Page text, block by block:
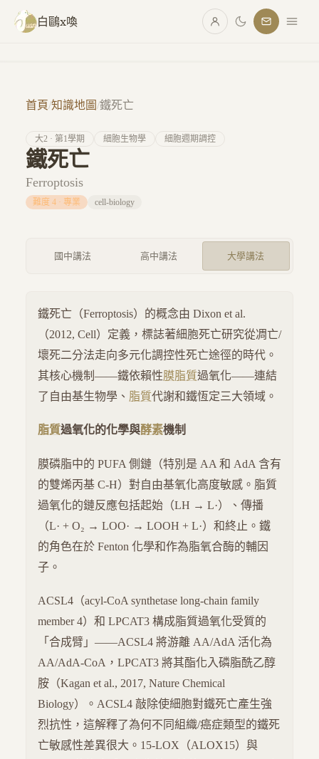
跳至主要內容
白鷗x喚
首頁/知識地圖/鐵死亡
大2 · 第1學期 細胞生物學 細胞週期調控
鐵死亡
Ferroptosis
難度 4 · 專業 cell-biology
國中講法 高中講法 大學講法
鐵死亡（Ferroptosis）的概念由 Dixon et al.
（2012, Cell）定義，標誌著細胞死亡研究從凋亡/
壞死二分法走向多元化調控性死亡途徑的時代。
其核心機制——鐵依賴性膜脂質過氧化——連結
了自由基生物學、 脂質代謝和鐵恆定三大領域。
脂質過氧化的化學與酵素機制
膜磷脂中的 PUFA 側鏈（特別是 AA 和 AdA 含有
的雙烯丙基 C-H）對自由基氧化高度敏感。脂質
過氧化的鏈反應包括起始（LH → L·）、傳播
（L· + O₂ → LOO· → LOOH + L·）和終止。鐵
的角色在於 Fenton 化學和作為脂氧合酶的輔因
子。
ACSL4（acyl-CoA synthetase long-chain family
member 4）和 LPCAT3 構成脂質過氧化受質的
「合成臂」——ACSL4 將游離 AA/AdA 活化為
AA/AdA-CoA，LPCAT3 將其酯化入磷脂酰乙醇
胺（Kagan et al., 2017, Nature Chemical
Biology）。ACSL4 敲除使細胞對鐵死亡產生強
烈抗性，這解釋了為何不同組織/癌症類型的鐵死
亡敏感性差異很大。15-LOX（ALOX15）與